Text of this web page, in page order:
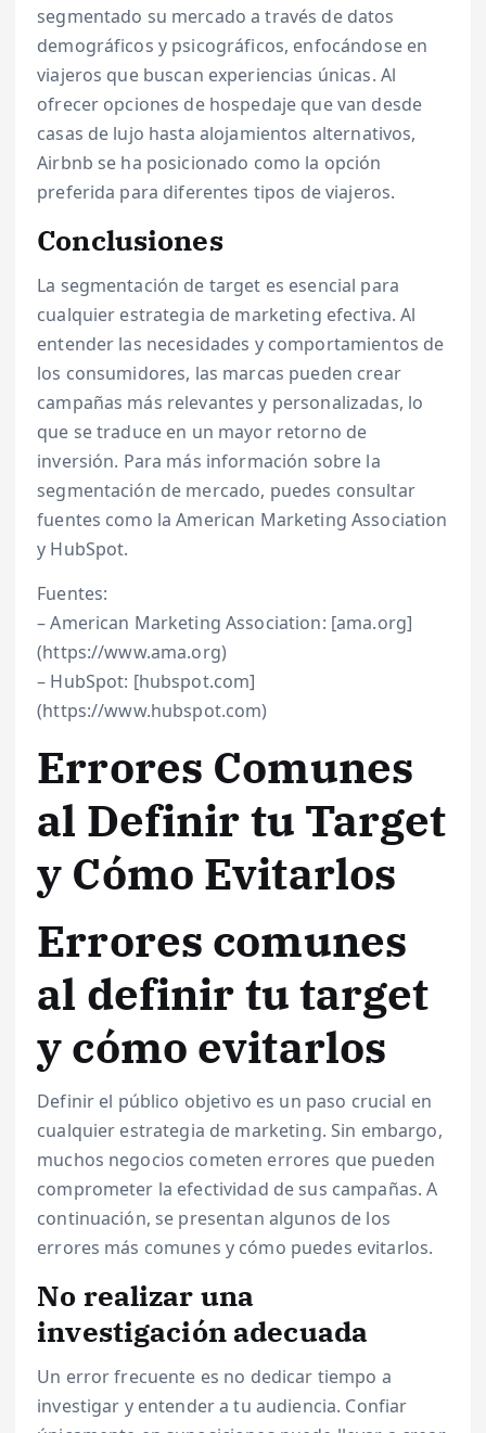
segmentado su mercado a través de datos
demográficos y psicográficos, enfocándose en
viajeros que buscan experiencias únicas. Al
ofrecer opciones de hospedaje que van desde
casas de lujo hasta alojamientos alternativos,
Airbnb se ha posicionado como la opción
preferida para diferentes tipos de viajeros.
Conclusiones
La segmentación de target es esencial para
cualquier estrategia de marketing efectiva. Al
entender las necesidades y comportamientos de
los consumidores, las marcas pueden crear
campañas más relevantes y personalizadas, lo
que se traduce en un mayor retorno de
inversión. Para más información sobre la
segmentación de mercado, puedes consultar
fuentes como la American Marketing Association
y HubSpot.
Fuentes:
– American Marketing Association: [ama.org]
(https://www.ama.org)
– HubSpot: [hubspot.com]
(https://www.hubspot.com)
Errores Comunes
al Definir tu Target
y Cómo Evitarlos
Errores comunes
al definir tu target
y cómo evitarlos
Definir el público objetivo es un paso crucial en
cualquier estrategia de marketing. Sin embargo,
muchos negocios cometen errores que pueden
comprometer la efectividad de sus campañas. A
continuación, se presentan algunos de los
errores más comunes y cómo puedes evitarlos.
No realizar una
investigación adecuada
Un error frecuente es no dedicar tiempo a
investigar y entender a tu audiencia. Confiar